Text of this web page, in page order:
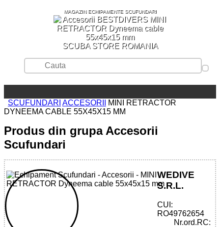
MAGAZIN ECHIPAMENTE SCUFUNDARI
SCUBA STORE ROMANIA
SCUFUNDARI ACCESORII
MINI RETRACTOR
DYNEEMA CABLE 55X45X15 MM
Produs din grupa Accesorii
Scufundari
80529613026 - RETRACTOR
WEDIVE
S.R.L.
CUI:
RO49762654
Nr.ord.RC: